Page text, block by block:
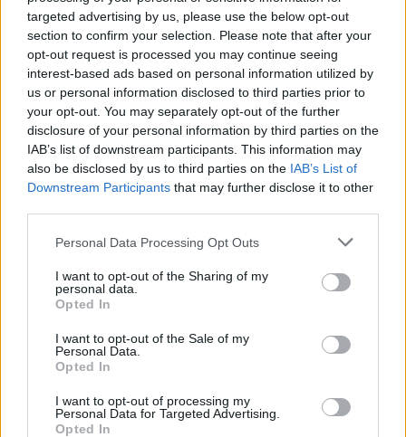
targeted advertising by us, please use the below opt-out
section to confirm your selection. Please note that after your
opt-out request is processed you may continue seeing
interest-based ads based on personal information utilized by
us or personal information disclosed to third parties prior to
your opt-out. You may separately opt-out of the further
disclosure of your personal information by third parties on the
IAB’s list of downstream participants. This information may
also be disclosed by us to third parties on the IAB’s List of
Downstream Participants that may further disclose it to other
Personal Data Processing Opt Outs
I want to opt-out of the Sharing of my
personal data.
Opted In
I want to opt-out of the Sale of my
Personal Data.
Opted In
I want to opt-out of processing my
Personal Data for Targeted Advertising.
Opted In
φωτό: iStock
ΔΙΑΒΑΣΤΕ ΕΠΙΣΗΣ
Για πόσο καιρό είναι μεταδοτική η γρίπη και
άλλες 10 συνηθισμένες ιογενείς λοιμώξεις
Facebook
Twitter